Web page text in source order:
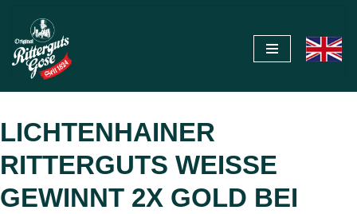
Zum
Inhalt
springen
LICHTENHAINER
RITTERGUTS WEISSE
GEWINNT 2X GOLD BEI